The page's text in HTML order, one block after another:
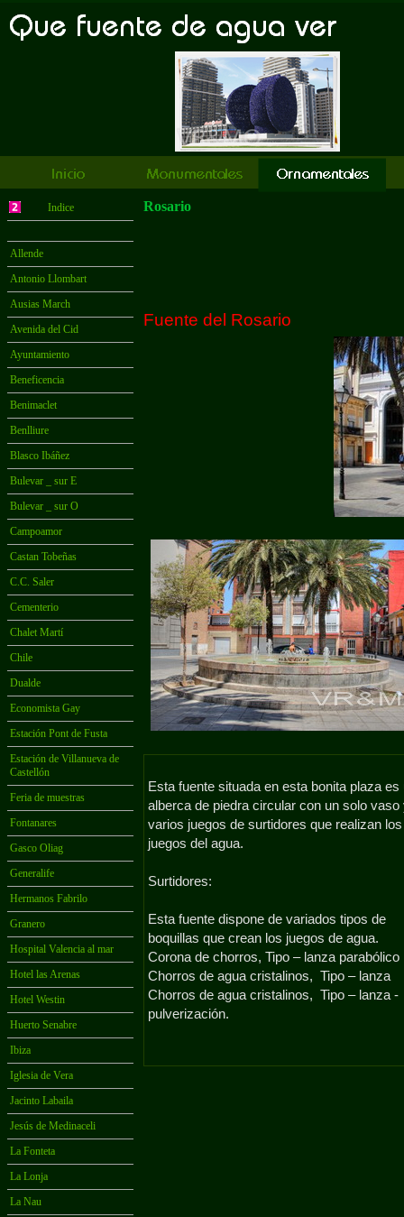
Indice
Allende
Antonio Llombart
Ausias March
Avenida del Cid
Ayuntamiento
Beneficencia
Benimaclet
Benlliure
Blasco Ibáñez
Bulevar _ sur E
Bulevar _ sur O
Campoamor
Castan Tobeñas
C.C. Saler
Cementerio
Chalet Martí
Chile
Dualde
Economista Gay
Estación Pont de Fusta
Estación de Villanueva de
Castellón
Feria de muestras
Fontanares
Gasco Oliag
Generalife
Hermanos Fabrilo
Granero
Hospital Valencia al mar
Hotel las Arenas
Hotel Westin
Huerto Senabre
Ibiza
Iglesia de Vera
Jacinto Labaila
Jesús de Medinaceli
La Fonteta
La Lonja
La Nau
Rosario
Fuente del Rosario
Esta fuente situada en esta bonita plaza es
alberca de piedra circular con un solo vaso
varios juegos de surtidores que realizan los
juegos del agua.
Surtidores:
Esta fuente dispone de variados tipos de
boquillas que crean los juegos de agua.
Corona de chorros, Tipo – lanza parabólico
Chorros de agua cristalinos, Tipo – lanza
Chorros de agua cristalinos, Tipo – lanza -
pulverización.